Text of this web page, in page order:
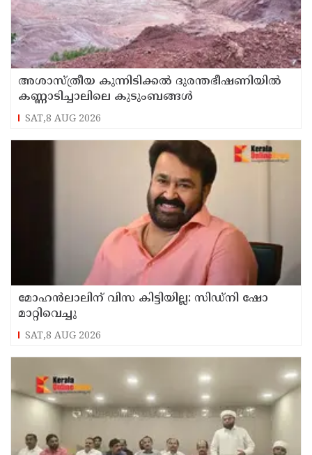
അശാസ്ത്രീയ കുന്നിടിക്കൽ ദുരന്തഭീഷണിയിൽ
കണ്ണാടിച്ചാലിലെ കുടുംബങ്ങൾ
SAT,8 AUG 2026
മോഹൻലാലിന് വിസ കിട്ടിയില്ല: സിഡ്നി ഷോ
മാറ്റിവെച്ചു
SAT,8 AUG 2026